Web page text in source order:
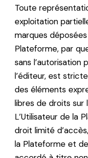
Toute
exploitation
marques
Plateforme, par
sans l’autorisation
l’éditeur, est
des éléments
libres de droits sur
L’Utilisateur de la
droit limité
la Plateforme et